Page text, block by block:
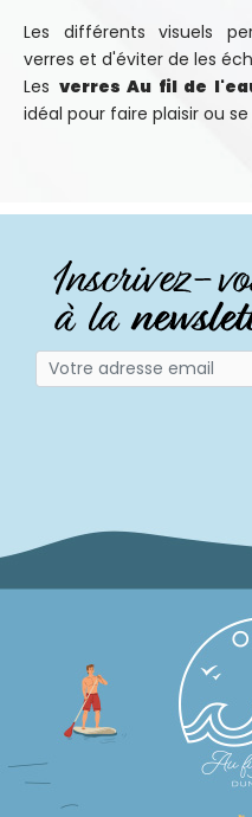
Les différents visuels
verres et d'éviter de les
Les verres Au fil de
idéal pour faire plaisir ou se